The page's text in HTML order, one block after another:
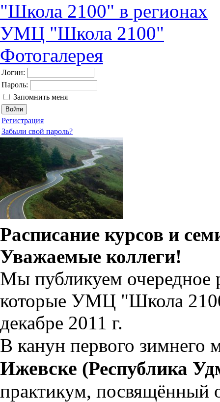
"Школа 2100" в регионах
УМЦ "Школа 2100"
Фотогалерея
Логин:
Пароль:
Запомнить меня
Регистрация
Забыли свой пароль?
Расписание курсов и
Уважаемые коллеги!
Мы публикуем очередное
которые УМЦ "Школа
декабре 2011 г.
В канун первого зимнего
Ижевске (Республика
практикум, посвящённый